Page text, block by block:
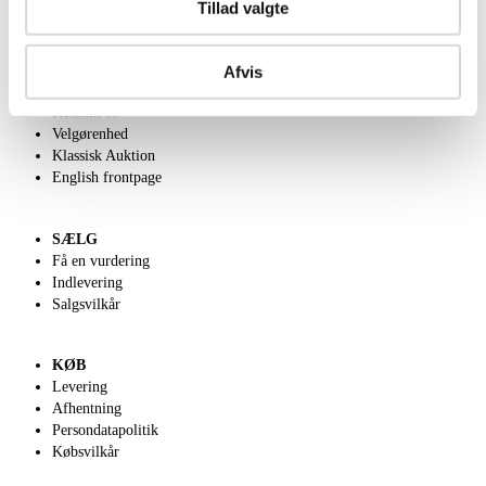
Tillad valgte
Afvis
Kontakt os
Velgørenhed
Klassisk Auktion
English frontpage
SÆLG
Få en vurdering
Indlevering
Salgsvilkår
KØB
Levering
Afhentning
Persondatapolitik
Købsvilkår